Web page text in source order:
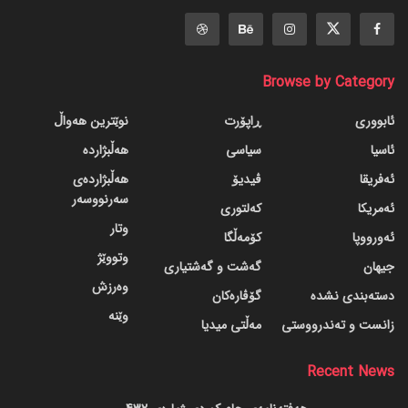
Browse by Category
ئابووری
ئاسیا
ئەفریقا
ئەمریکا
ئەورووپا
جیهان
دسته‌بندی نشده
زانست و تەندرووستی
ڕاپۆرت
سیاسی
ڤیدیۆ
کەلتوری
کۆمەڵگا
گه‌شت و گه‌شتیاری
گۆڤاره‌کان
مەڵتی میدیا
نوێترین هەواڵ
هەڵبژاردە
هەڵبژاردەی
سەرنووسەر
وتار
وتووێژ
وەرزش
وێنە
Recent News